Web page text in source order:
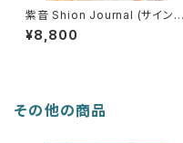
紫音 Shion Journal (サイン
本)
¥8,800
その他の商品